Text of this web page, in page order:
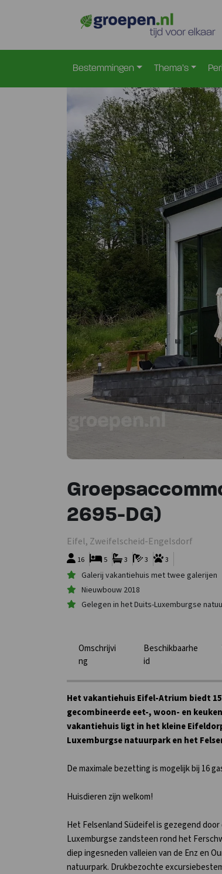
Bestemmingen Thema’s
2695-DG)
Eifel, Zweifelscheid-Engelsdorf
16 3
3 3
5
Galerij vakantiehuis met twee galerijen
Nieuwbouw 2018
Gelegen in het Duits-Luxemburgse
Omschrijvi
ng
Beschikbaarhe
id
Het vakantiehuis Eifel-Atrium biedt
gecombineerde eet-, woon- en
vakantiehuis ligt in het kleine
Luxemburgse natuurpark en het
De maximale bezetting is mogelijk bij 16
Huisdieren zijn welkom!
Het Felsenland Südeifel is gezegend
Luxemburgse zandsteen rond het
diep ingesneden valleien van de Enz en
natuurpark. Drukbezochte